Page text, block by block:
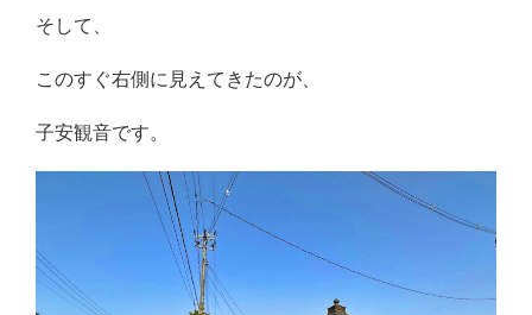
そして、
このすぐ右側に見えてきたのが、
子安観音です。